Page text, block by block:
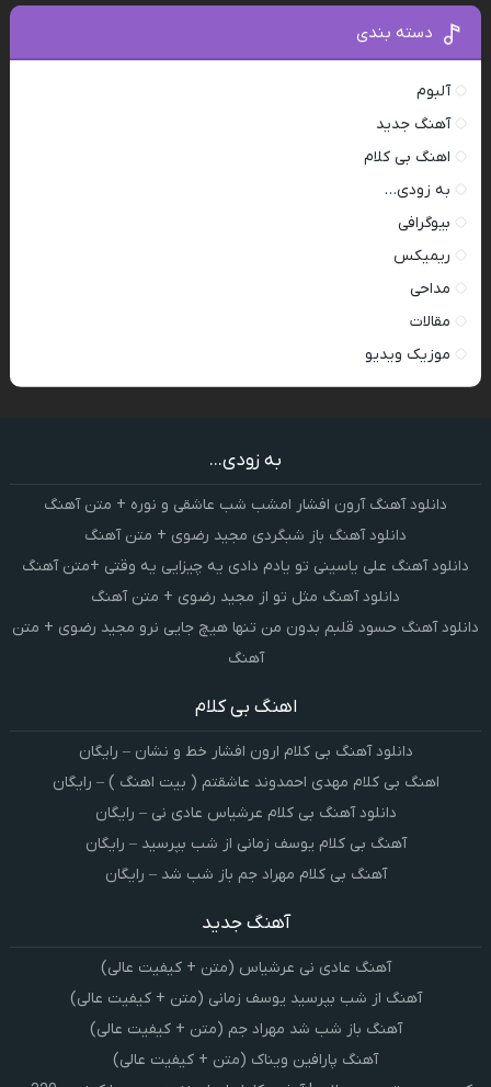
دسته بندی
آلبوم
آهنگ جدید
اهنگ بی کلام
به زودی…
بیوگرافی
ریمیکس
مداحی
مقالات
موزیک ویدیو
به زودی...
دانلود آهنگ آرون افشار امشب شب عاشقی و نوره + متن آهنگ
دانلود آهنگ باز شبگردی مجید رضوی + متن آهنگ
دانلود آهنگ علی یاسینی تو یادم دادی یه چیزایی یه وقتی +متن آهنگ
دانلود آهنگ مثل تو از مجید رضوی + متن آهنگ
دانلود آهنگ حسود قلبم بدون من تنها هیچ جایی نرو مجید رضوی + متن
آهنگ
اهنگ بی کلام
دانلود آهنگ بی کلام ارون افشار خط و نشان – رایگان
اهنگ بی کلام مهدی احمدوند عاشقتم ( بیت اهنگ ) – رایگان
دانلود آهنگ بی کلام عرشیاس عادی نی – رایگان
آهنگ بی کلام یوسف زمانی از شب بپرسید – رایگان
آهنگ بی کلام مهراد جم باز شب شد – رایگان
آهنگ جدید
آهنگ عادی نی عرشیاس (متن + کیفیت عالی)
آهنگ از شب بپرسید یوسف زمانی (متن + کیفیت عالی)
آهنگ باز شب شد مهراد جم (متن + کیفیت عالی)
آهنگ پارافین ویناک (متن + کیفیت عالی)